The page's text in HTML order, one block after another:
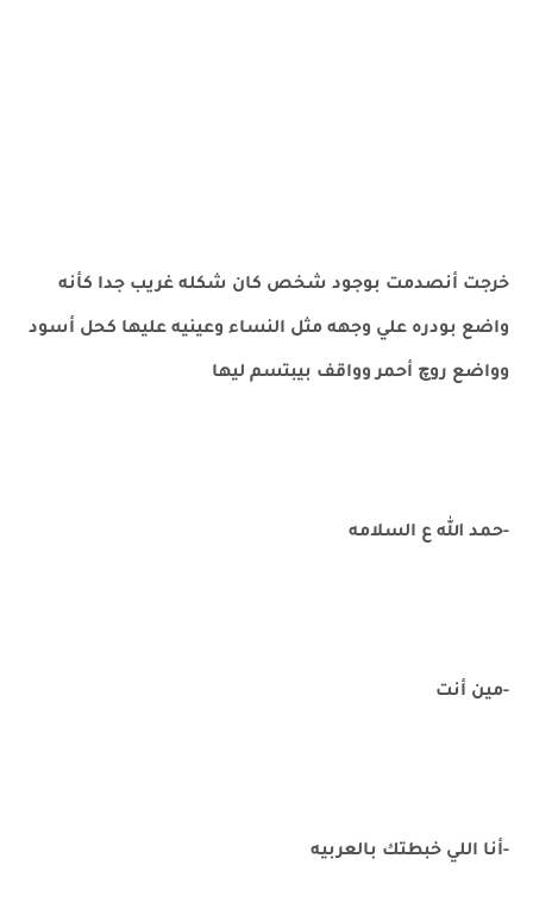
خرجت أنصدمت بوجود شخص كان شكله غريب جدا كأنه
واضع بودره علي وجهه مثل النساء وعينيه عليها كحل أسود
وواضع روچ أحمر وواقف بيبتسم ليها
-حمد الله ع السلامه
-مين أنت
-أنا اللي خبطتك بالعربيه